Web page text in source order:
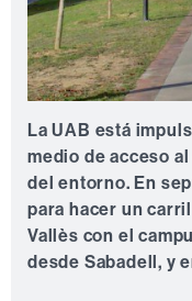
La UAB está
medio de acceso
del entorno. En
para hacer un
Vallès con el
desde Sabadell, y